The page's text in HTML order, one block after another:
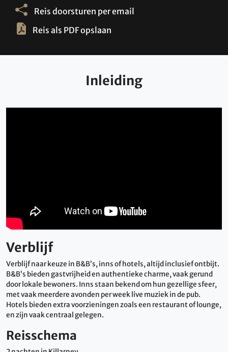
Reis doorsturen per email
Reis als PDF opslaan
Inleiding
Verblijf
Verblijf naar keuze in B&B’s, inns of hotels, altijd inclusief ontbijt.
B&B’s bieden gastvrijheid en authentieke charme, vaak gerund
door lokale bewoners. Inns staan bekend om hun gezellige sfeer,
met vaak meerdere avonden per week live muziek in de pub.
Hotels bieden extra voorzieningen zoals een restaurant of lounge,
en zijn vaak centraal gelegen.
Reisschema